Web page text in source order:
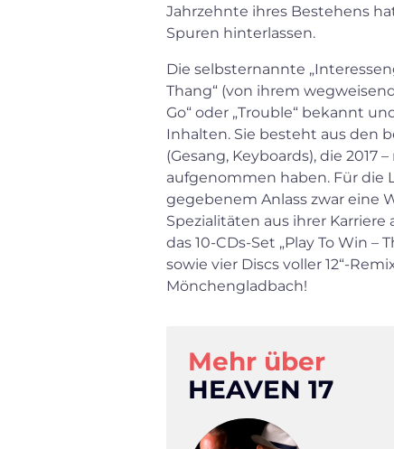
Jahrzehnte ihres Bestehens
Spuren hinterlassen.
Die selbsternannte
Thang“ (von ihrem
Go“ oder „Trouble“ bekannt
Inhalten. Sie besteht aus den
(Gesang, Keyboards), die
aufgenommen haben. Für die
gegebenem Anlass zwar eine
Spezialitäten aus ihrer
das 10-CDs-Set „Play To Win
sowie vier Discs voller 12“-
Mönchengladbach!
Mehr über
HEAVEN 17